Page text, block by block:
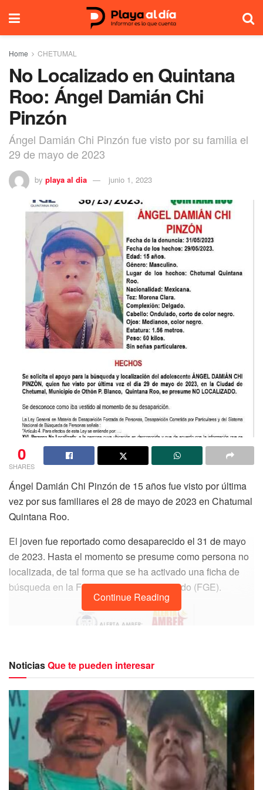
Home CHETUMAL
No Localizado en Quintana
Roo: Ángel Damián Chi
Pinzón
Ángel Damián Chi Pinzón fue visto por su familia el
29 de mayo de 2023
by playa al dia junio 1, 2023
0
SHARES
Ángel Damián Chi Pinzón de 15 años fue visto por última
vez por sus familiares el 28 de mayo de 2023 en Chatumal
Quintana Roo.
El joven fue reportado como desaparecido el 31 de mayo
de 2023. Hasta el momento se presume como persona no
localizada, de tal forma que se ha activado una ficha de
búsqueda en la Fiscalía General del Estado (FGE).
Continue Reading
NoticiasQue te pueden interesar